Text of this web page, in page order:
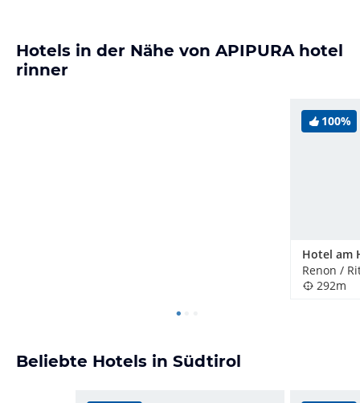
Hotels in der Nähe von APIPURA hotel
rinner
100%
Hotel am
Renon /
292m
Beliebte Hotels in Südtirol